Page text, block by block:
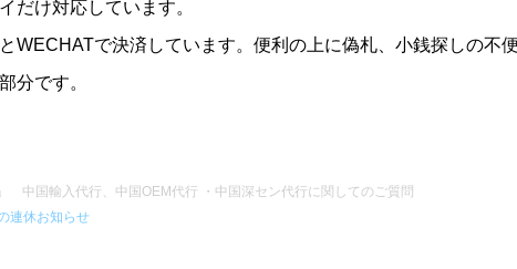
だけ対応しています。
WECHATで決済しています。便利の上に偽札、小銭探しの不便
分です。
中国輸入代行、中国OEM代行 ・中国深セン代行に関してのご質問
連休お知らせ